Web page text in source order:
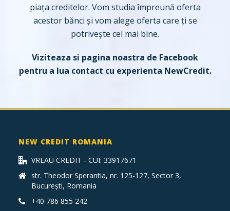
piața creditelor. Vom studia împreună oferta
acestor bănci și vom alege oferta care ți se
potrivește cel mai bine.
Viziteaza si pagina noastra de Facebook
pentru a lua contact cu experienta NewCredit.
NEW CREDIT ROMANIA
VREAU CREDIT - CUI: 33917671
str. Theodor Sperantia, nr. 125-127, Sector 3,
București, Romania
+40 786 855 242